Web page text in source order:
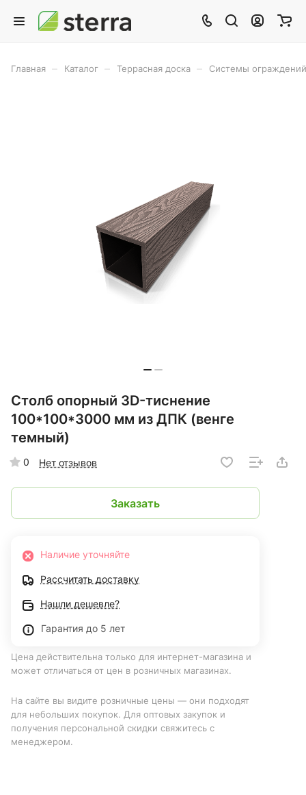
Главная Каталог Террасная доска Системы ограждений
Столб опорный 3D-тиснение
100*100*3000 мм из ДПК (венге
темный)
0 Нет отзывов
Заказать
Наличие уточняйте
Рассчитать доставку
Нашли дешевле?
Гарантия до 5 лет
Цена действительна только для интернет-магазина и
может отличаться от цен в розничных магазинах.
На сайте вы видите розничные цены — они подходят
для небольших покупок. Для оптовых закупок и
получения персональной скидки свяжитесь с
менеджером.